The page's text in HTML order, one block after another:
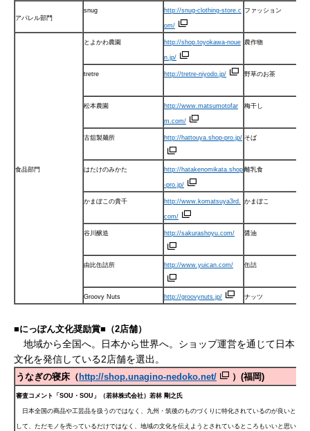
アパレル部門
snug http://snug-clothing-store.c
om/
ファッション
食品部門
とよかわ農園 http://shop.toyokawa-noue
n.jp/
農作物
tretre http://tretre-niyodo.jp/ 野草のお茶
松本農園 http://www.matsumotofar
m.com/
梅干し
古舘製麺所 http://hattouya.shop-pro.jp/ そば
はたけのみかた http://hatakenomikata.shop
-pro.jp/
離乳食
かまぼこの貴千 http://www.komatsuya3rd.
com/
かまぼこ
谷川醸造 http://sakurashoyu.com/ 醤油
由比缶詰所 http://www.yuican.com/ 缶詰
Groovy Nuts http://groovynuts.jp/ ナッツ
■にっぽん文化奨励賞■（2店舗）
地域から全国へ。日本から世界へ。ショップ運営を通じて日本
文化を発信している2店舗を選出。
うなぎの寝床（ http://shop.unagino-nedoko.net/ ）(福岡)
審査コメント「SOU・SOU」（若林株式会社）若林 剛之氏
日本全国の商品や工芸品を扱うのではなく、九州・筑後のものづくりに特化されているのが良いと思い
して、ただモノを売っているだけではなく、地域の文化を伝えようとされているところもいいと思いま